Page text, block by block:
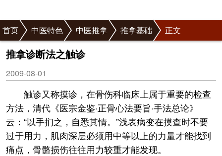
首页 中医特色 中医推拿 推拿基础 正文
推拿诊断法之触诊
2009-08-01
触诊又称摸诊，在骨伤科临床上属于重要的检查
方法，清代《医宗金鉴·正骨心法要旨·手法总论》
云：“以手扪之，自悉其情。”浅表病变在摸查时不要
过于用力，肌肉深层必须用中等以上的力量才能找到
痛点，骨骼损伤往往用力较重才能发现。